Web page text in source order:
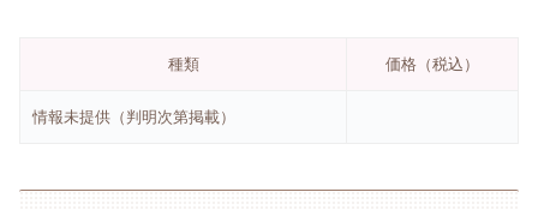
種類 価格（税込）
情報未提供（判明次第掲載）